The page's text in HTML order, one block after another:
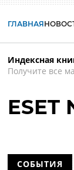
ГЛАВНАЯ
Индексная
Получите все
ESET
СОБЫТИЯ